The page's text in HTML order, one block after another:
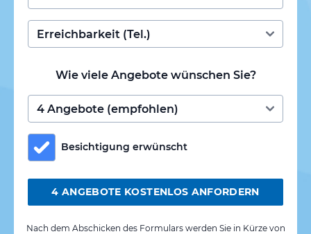
Wie viele Angebote wünschen Sie?
Besichtigung erwünscht
4 ANGEBOTE KOSTENLOS ANFORDERN
Nach dem Abschicken des Formulars werden Sie in Kürze von